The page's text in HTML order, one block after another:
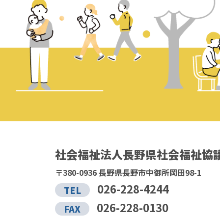
社会福祉法人長野県社会福祉協
〒380-0936 長野県長野市中御所岡田98-1
TEL 026-228-4244
FAX 026-228-0130